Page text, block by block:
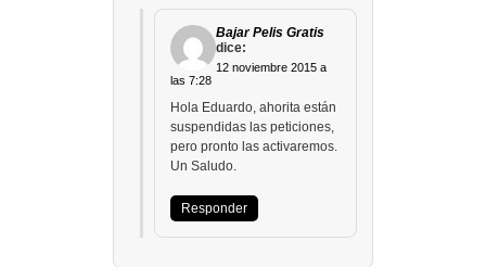
Bajar Pelis Gratis
dice:
12 noviembre 2015 a
las 7:28
Hola Eduardo, ahorita están
suspendidas las peticiones,
pero pronto las activaremos.
Un Saludo.
Responder